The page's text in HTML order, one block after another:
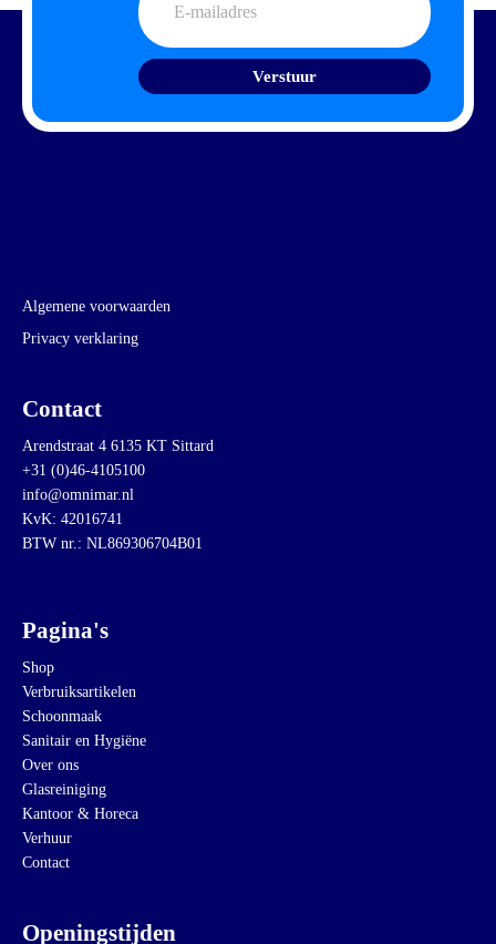
mailadres
Algemene voorwaarden
Privacy verklaring
Contact
Arendstraat 4 6135 KT Sittard
+31 (0)46-4105100
info@omnimar.nl
KvK: 42016741
BTW nr.: NL869306704B01
Pagina's
Shop
Verbruiksartikelen
Schoonmaak
Sanitair en Hygiëne
Over ons
Glasreiniging
Kantoor & Horeca
Verhuur
Contact
Openingstijden